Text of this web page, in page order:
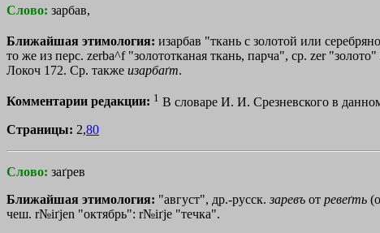
Слово: зарбав,
Ближайшая этимология: изарбав "ткань с золотой или
то же из перс. zerba^f "золототканая ткань, парча", ср. zеr
Локоч 172. Ср. также изарбаґт.
Комментарии редакции: 1 В словаре И. И. Срезневского в
Страницы: 2,80
Слово: заґрев
Ближайшая этимология: "август", др.-русск. заревъ от ревеґть
чеш. r№iґjen "октябрь": r№iґjе "течка".